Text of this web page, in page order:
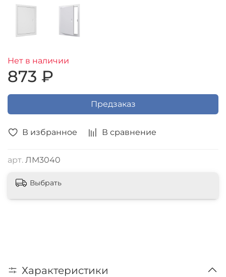
В избранное В сравнение
арт. ЛМ3040
Нет в наличии
873 ₽
Предзаказ
Выбрать
Характеристики